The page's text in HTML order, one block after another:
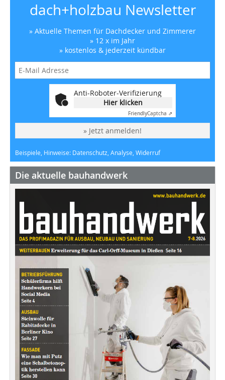
dach+holzbau Newsletter
» Aktuelle Themen für Dachdecker und Zimmerer
» 12 x im Jahr
» kostenlos & jederzeit kündbar
Anti-Roboter-Verifizierung
Hier klicken
FriendlyCaptcha ⇗
» Jetzt anmelden!
Beispiele, Hinweise: Datenschutz, Analyse, Widerruf
Die aktuelle bauhandwerk